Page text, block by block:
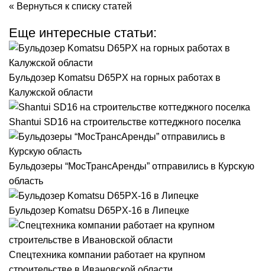
« Вернуться к списку статей
Еще интересные статьи:
Бульдозер Komatsu D65PX на горных работах в
Калужской области
Shantui SD16 на строительстве коттеджного поселка
Бульдозеры “МосТрансАренды” отправились в Курскую
область
Бульдозер Komatsu D65PX-16 в Липецке
Спецтехника компании работает на крупном